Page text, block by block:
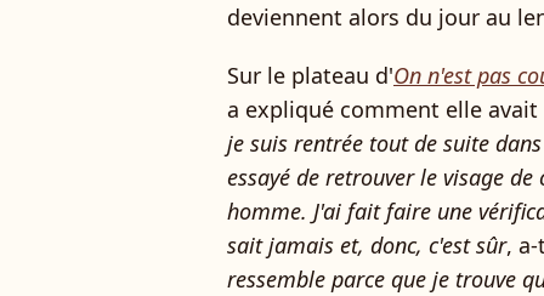
deviennent alors du jour au
Sur le plateau d'On n'est pas
a expliqué comment elle
je suis rentrée tout de suite
essayé de retrouver le visage
homme. J'ai fait faire une
sait jamais et, donc, c'est sûr,
ressemble parce que je trouve